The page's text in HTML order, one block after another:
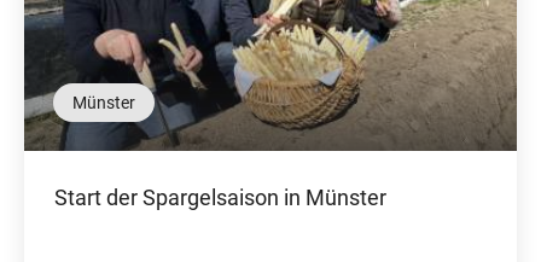
Münster
Start der Spargelsaison in Münster